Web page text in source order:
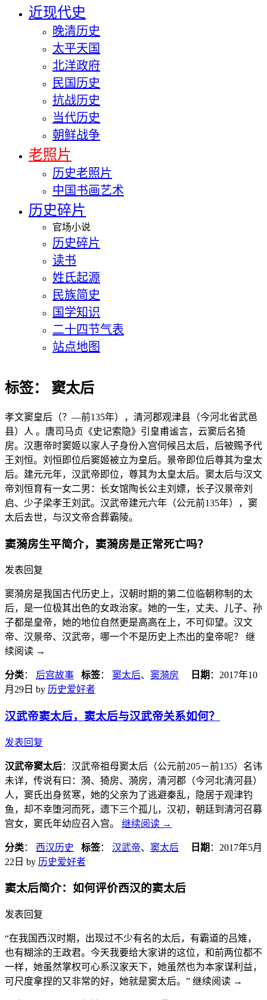
近现代史
晚清历史
太平天国
北洋政府
民国历史
抗战历史
当代历史
朝鲜战争
老照片
历史老照片
中国书画艺术
历史碎片
官场小说
历史碎片
读书
姓氏起源
民族简史
国学知识
二十四节气表
站点地图
标签： 窦太后
孝文窦皇后（？—前135年），清河郡观津县（今河北省武邑
县）人 。唐司马贞《史记索隐》引皇甫谧言，云窦后名猗
房。汉惠帝时窦姬以家人子身份入宫伺候吕太后，后被赐予代
王刘恒。刘恒即位后窦姬被立为皇后。景帝即位后尊其为皇太
后。建元元年，汉武帝即位，尊其为太皇太后。窦太后与汉文
帝刘恒育有一女二男：长女馆陶长公主刘嫖，长子汉景帝刘
启、少子梁孝王刘武。汉武帝建元六年（公元前135年），窦
太后去世，与汉文帝合葬霸陵。
窦漪房生平简介，窦漪房是正常死亡吗？
发表回复
窦漪房是我国古代历史上，汉朝时期的第二位临朝称制的太
后，是一位极其出色的女政治家。她的一生，丈夫、儿子、孙
子都是皇帝，她的地位自然更是高高在上，不可仰望。汉文
帝、汉景帝、汉武帝，哪一个不是历史上杰出的皇帝呢？ 继
续阅读 →
分类： 后宫故事 标签： 窦太后、 窦漪房 日期 ： 2017年10
月29日 by 历史爱好者
汉武帝窦太后，窦太后与汉武帝关系如何？
发表回复
汉武帝窦太后：汉武帝祖母窦太后（公元前205－前135）名讳
未详，传说有曰：漪、猗房、漪房，清河郡（今河北清河县）
人，窦氏出身贫寒，她的父亲为了逃避秦乱，隐居于观津钓
鱼，却不幸堕河而死，遗下三个孤儿，汉初，朝廷到清河召募
宫女，窦氏年幼应召入宫。 继续阅读 →
分类： 西汉历史 标签： 汉武帝、 窦太后 日期 ： 2017年5月
22日 by 历史爱好者
窦太后简介：如何评价西汉的窦太后
发表回复
“在我国西汉时期，出现过不少有名的太后，有霸道的吕雉，
也有糊涂的王政君。今天我要给大家讲的这位，和前两位都不
一样，她虽然掌权可心系汉家天下，她虽然也为本家谋利益，
可尺度拿捏的又非常的好，她就是窦太后。” 继续阅读 →